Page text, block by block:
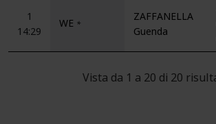
1
14:29
WE *
ZAFFANELLA
Guenda
Vista da 1 a 20 di 20